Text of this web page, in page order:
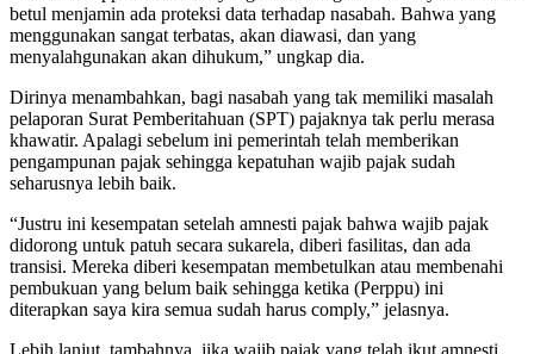
betul menjamin ada proteksi data terhadap nasabah. Bahwa yang
menggunakan sangat terbatas, akan diawasi, dan yang
menyalahgunakan akan dihukum,” ungkap dia.
Dirinya menambahkan, bagi nasabah yang tak memiliki masalah
pelaporan Surat Pemberitahuan (SPT) pajaknya tak perlu merasa
khawatir. Apalagi sebelum ini pemerintah telah memberikan
pengampunan pajak sehingga kepatuhan wajib pajak sudah
seharusnya lebih baik.
“Justru ini kesempatan setelah amnesti pajak bahwa wajib pajak
didorong untuk patuh secara sukarela, diberi fasilitas, dan ada
transisi. Mereka diberi kesempatan membetulkan atau membenahi
pembukuan yang belum baik sehingga ketika (Perppu) ini
diterapkan saya kira semua sudah harus comply,” jelasnya.
Lebih lanjut, tambahnya, jika wajib pajak yang telah ikut amnesti